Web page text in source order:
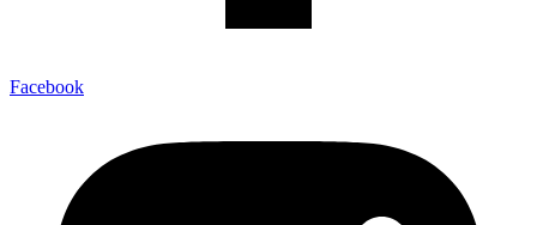
Facebook